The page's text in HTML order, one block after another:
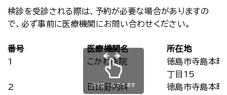
検診を受診される際は、予約が必要な場合がありますの
で、必ず事前に医療機関にお問い合わせください。
番号 医療機関名
所在地
1
こかわ医院
徳島市寺島本町
丁目15
2
日比野内科
徳島市寺島本
スクロールできます